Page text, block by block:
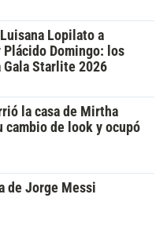
Lopilato a
Domingo: los
Starlite 2026
la casa de Mirtha
cambio de look y ocupó
de Jorge Messi